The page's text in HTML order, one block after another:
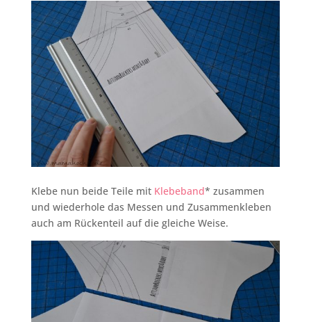
Klebe nun beide Teile mit Klebeband* zusammen
und wiederhole das Messen und Zusammenkleben
auch am Rückenteil auf die gleiche Weise.